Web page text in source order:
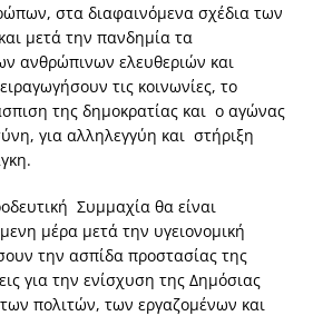
στα διαφαινόμενα σχέδια των
μετά την πανδημία τα
ανθρώπινων ελευθεριών και
τις κοινωνίες, το
της δημοκρατίας και ο αγώνας
για αλληλεγγύη και στήριξη
Συμμαχία θα είναι
μέρα μετά την υγειονομική
την ασπίδα προστασίας της
για την ενίσχυση της Δημόσιας
πολιτών, των εργαζομένων και